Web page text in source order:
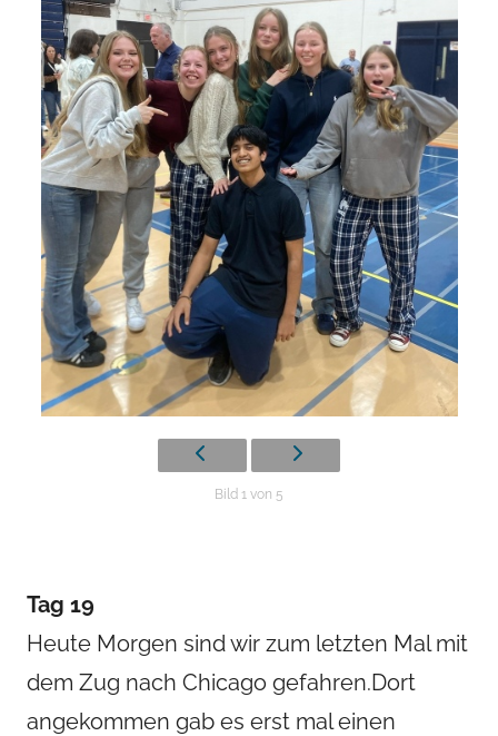
Bild 1 von 5
Tag 19
Heute Morgen sind wir zum letzten Mal mit
dem Zug nach Chicago gefahren.Dort
angekommen gab es erst mal einen